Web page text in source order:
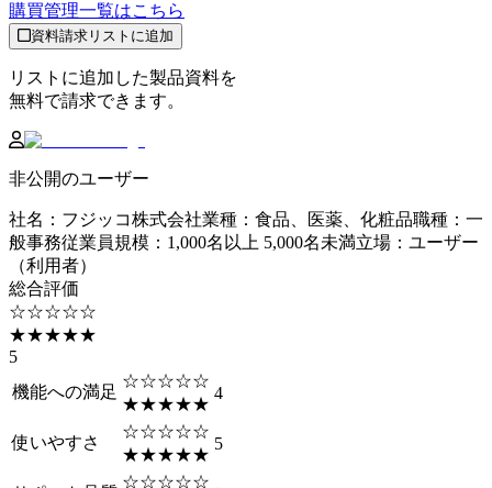
購買管理一覧はこちら
資料請求リストに追加
リストに追加した製品資料を
無料で請求できます。
非公開のユーザー
社名 ： フジッコ株式会社業種 ： 食品、医薬、化粧品職種 ： 一
般事務従業員規模 ： 1,000名以上 5,000名未満立場 ： ユーザー
（利用者）
総合評価
☆☆☆☆☆
★★★★★
5
機能への満足
☆☆☆☆☆
★★★★★
4
使いやすさ
☆☆☆☆☆
★★★★★
5
☆☆☆☆☆